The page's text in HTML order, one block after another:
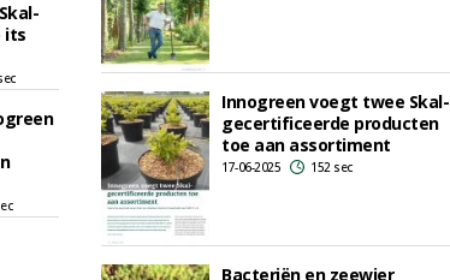
its
Innogreen voegt twee Skal-
gecertificeerde producten
toe aan assortiment
17-06-2025 152 sec
Bacteriën en zeewier